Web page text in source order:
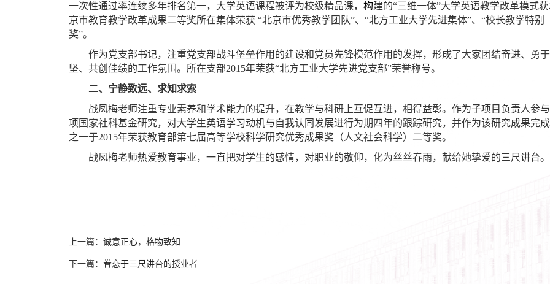
一次性通过率连续多年排名第一， 大学英语课程被评为校级精品课， 构建的“三维一体”大学英语教学改革模式
京市教育教学改革成果二等奖所在集体荣获 “北京市优秀教学团队”、“北方工业大学先进集体”、“校长教学特别
奖”。
作为党支部书记，注重党支部战斗堡垒作用的建设和党员先锋模范作用的发挥，形成了大家团结奋进、勇
坚、共创佳绩的工作氛围。所在支部2015年荣获“北方工业大学先进党支部”荣誉称号。
二、宁静致远、求知求索
战凤梅老师注重专业素养和学术能力的提升，在教学与科研上互促互进，相得益彰。作为子项目负责人参
项国家社科基金研究，对大学生英语学习动机与自我认同发展进行为期四年的跟踪研究，并作为该研究成果完
之一于2015年荣获教育部第七届高等学校科学研究优秀成果奖（人文社会科学）二等奖。
战凤梅老师热爱教育事业，一直把对学生的感情，对职业的敬仰，化为丝丝春雨，献给她挚爱的三尺讲台。
上一篇： 诚意正心，格物致知
下一篇： 眷恋于三尺讲台的授业者